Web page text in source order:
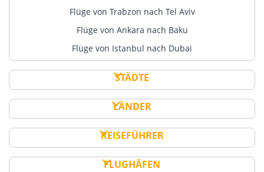
Flüge von Trabzon nach Tel Aviv
Flüge von Ankara nach Baku
Flüge von Istanbul nach Dubai
STÄDTE
LÄNDER
REISEFÜHRER
FLUGHÄFEN